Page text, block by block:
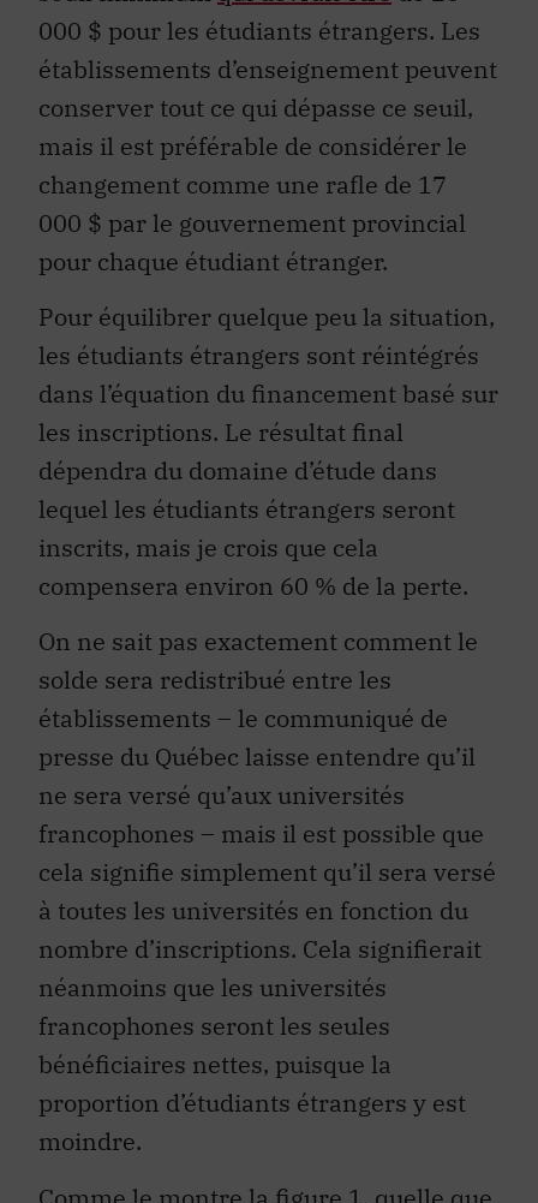
000 $ pour les étudiants étrangers. Les
établissements d’enseignement peuvent
conserver tout ce qui dépasse ce seuil,
mais il est préférable de considérer le
changement comme une rafle de 17
000 $ par le gouvernement provincial
pour chaque étudiant étranger.
Pour équilibrer quelque peu la situation,
les étudiants étrangers sont réintégrés
dans l’équation du financement basé sur
les inscriptions. Le résultat final
dépendra du domaine d’étude dans
lequel les étudiants étrangers seront
inscrits, mais je crois que cela
compensera environ 60 % de la perte.
On ne sait pas exactement comment le
solde sera redistribué entre les
établissements – le communiqué de
presse du Québec laisse entendre qu’il
ne sera versé qu’aux universités
francophones – mais il est possible que
cela signifie simplement qu’il sera versé
à toutes les universités en fonction du
nombre d’inscriptions. Cela signifierait
néanmoins que les universités
francophones seront les seules
bénéficiaires nettes, puisque la
proportion d’étudiants étrangers y est
moindre.
Comme le montre la figure 1, quelle que